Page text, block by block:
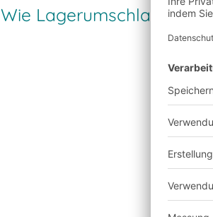
Wie Lagerumschlag und